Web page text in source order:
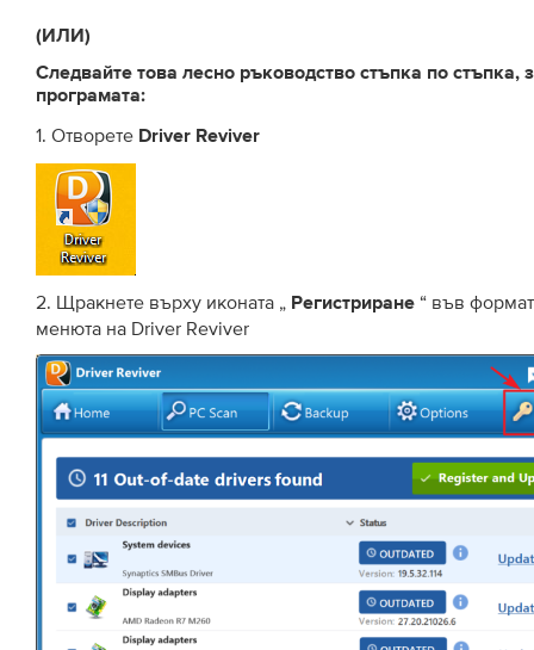
(ИЛИ)
Следвайте това лесно ръководство стъпка по стъпка,
програмата:
1. Отворете Driver Reviver
2. Щракнете върху иконата „ Регистриране “ във
менюта на Driver Reviver